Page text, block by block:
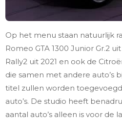
Op het menu staan natuurlijk
Romeo GTA 1300 Junior Gr.2
Rally2 uit 2021 en ook de
die samen met andere auto’s
titel zullen worden
auto’s. De studio heeft
aantal auto’s alleen is voor de